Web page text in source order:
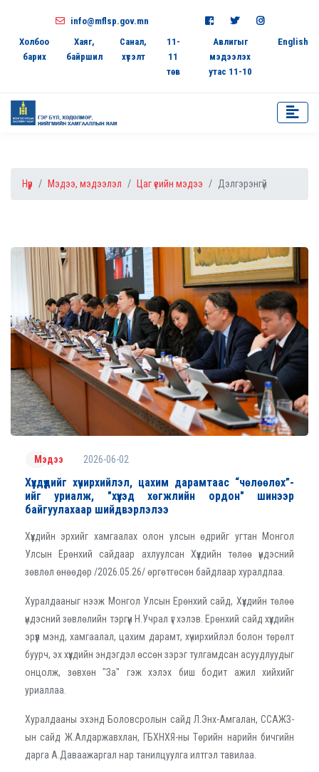
info@mflsp.gov.mn
Холбоо
барих
Хаяг,
байршил
Санал,
хүсэлт
11-
11
төв
Авлигыг
мэдээлэх
утас 11-10
English
Нүүр Мэдээ, мэдээлэл Цаг үеийн мэдээ Дэлгэрэнгүй
Мэдээ 2026-06-02
Хүүхдүүдийг хүчирхийлэл, цахим дарамтаас “чөлөөлөх”-
ийг уриалж, "хүүхэд хөгжлийн ордон" шинээр
байгуулахаар шийдвэрлэлээ
Хүүхдийн эрхийг хамгаалах олон улсын өдрийг угтан Монгол
Улсын Ерөнхий сайдаар ахлуулсан Хүүхдийн төлөө үндэсний
зөвлөл өнөөдөр /2026.05.26/ өргөтгөсөн байдлаар хуралдлаа.
Хуралдааныг нээж Монгол Улсын Ерөнхий сайд, Хүүхдийн төлөө
үндэсний зөвлөлийн тэргүүн Н.Учрал үг хэлэв. Ерөнхий сайд хүүхдийн
эрүүл мэнд, хамгаалал, цахим дарамт, хүчирхийлэл болон төрөлт
буурч, эх хүүхдийн эндэгдэл өссөн зэрэг тулгамдсан асуудлуудыг
онцолж, зөвхөн "За" гэж хэлэх биш бодит ажил хийхийг
уриаллаа.
Хуралдааны эхэнд Боловсролын сайд Л.Энх-Амгалан, ССАЖЗ-
ын сайд Ж.Алдаржавхлан, ГБХНХЯ-ны Төрийн нарийн бичгийн
дарга А.Даваажаргал нар танилцуулга илтгэл тавилаа.